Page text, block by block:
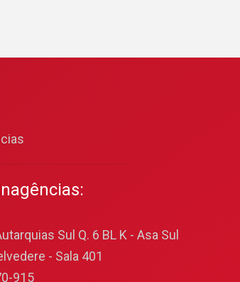
Sul Q. 6 BL K - Asa Sul
- Sala 401
915